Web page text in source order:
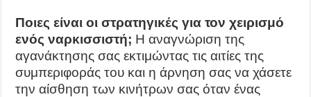
Ποιες είναι οι στρατηγικές για τον χειρισμό
ενός ναρκισσιστή; Η αναγνώριση της
αγανάκτησης σας εκτιμώντας τις αιτίες της
συμπεριφοράς του και η άρνηση σας να χάσετε
την αίσθηση των κινήτρων σας όταν ένας